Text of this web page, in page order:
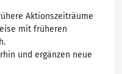
Aktionszeiträume
mit früheren
und ergänzen neue